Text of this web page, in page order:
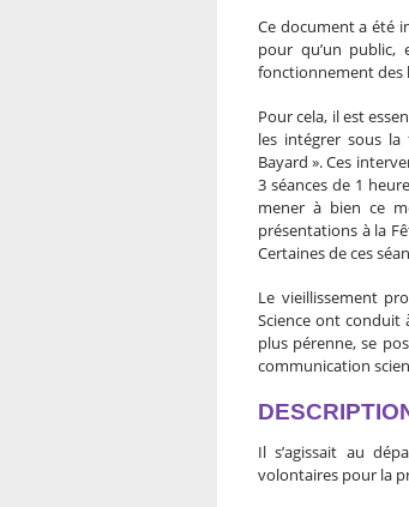
Ce document a été
pour qu’un public,
fonctionnement des
Pour cela, il est
les intégrer sous la
Bayard ». Ces
3 séances de 1
mener à bien ce
présentations à la
Certaines de ces
Le vieillissement
Science ont conduit
plus pérenne, se
communication
Il s’agissait au
volontaires pour la